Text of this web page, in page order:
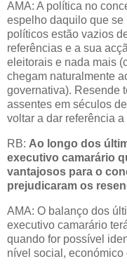
AMA: A política no
espelho daquilo que
políticos estão vazios
referências e a sua
eleitorais e nada mais
chegam naturalmente
governativa). Resende
assentes em séculos
voltar a dar referência
RB: Ao longo dos
executivo camarário
vantajosos para o
prejudicaram os
AMA: O balanço dos
executivo camarário
quando for possível
nível social, económico